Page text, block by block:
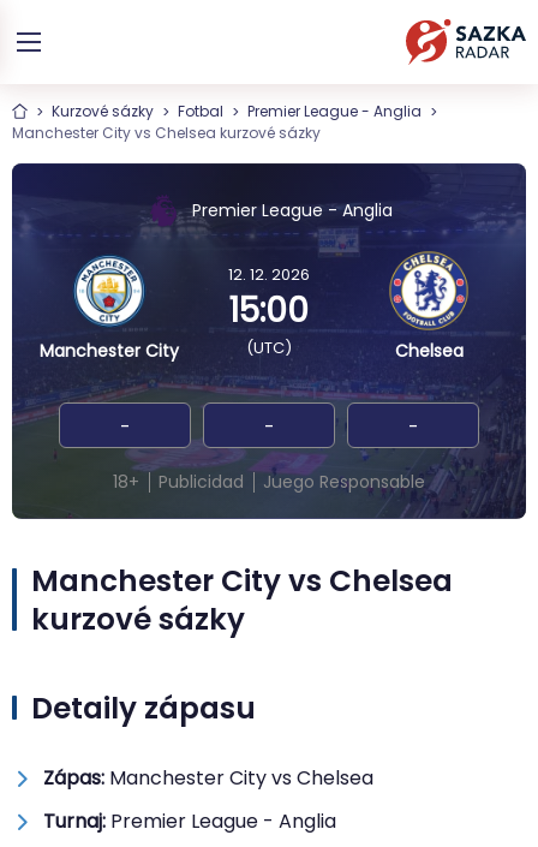
Kurzové sázky Fotbal
Premier League - Anglia
Manchester City vs Chelsea kurzové sázky
Premier League - Anglia
Manchester City
12. 12. 2026
15:00
(UTC) Chelsea
- - -
18+ Publicidad Juego Responsable
Manchester City vs Chelsea
kurzové sázky
Detaily zápasu
Zápas: Manchester City vs Chelsea
Turnaj: Premier League - Anglia